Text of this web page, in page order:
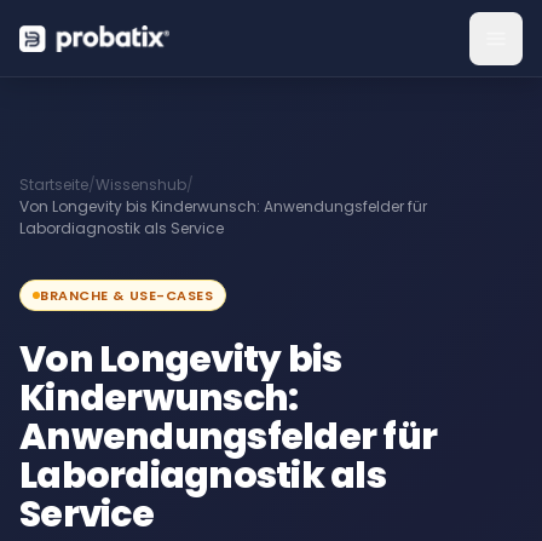
Startseite/Wissenshub/
Von Longevity bis Kinderwunsch: Anwendungsfelder für
Labordiagnostik als Service
BRANCHE & USE-CASES
Von Longevity bis
Kinderwunsch:
Anwendungsfelder für
Labordiagnostik als
Service